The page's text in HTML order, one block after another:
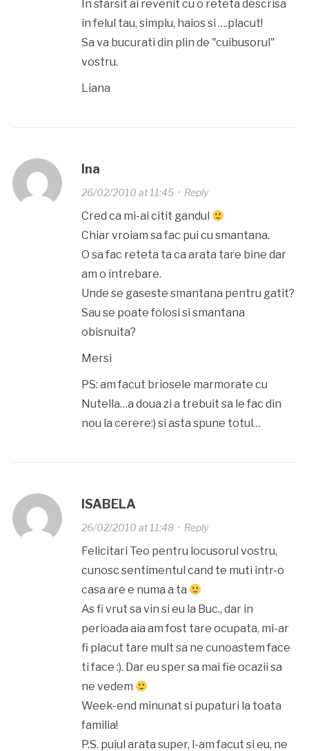
In sfarsit ai revenit cu o reteta descrisa
in felul tau, simplu, haios si ….placut!
Sa va bucurati din plin de "cuibusorul"
vostru.
Liana
Ina
26/02/2010 at 11:45· Reply
Cred ca mi-ai citit gandul
Chiar vroiam sa fac pui cu smantana.
O sa fac reteta ta ca arata tare bine dar
am o intrebare.
Unde se gaseste smantana pentru gatit?
Sau se poate folosi si smantana
obisnuita?
Mersi
PS: am facut briosele marmorate cu
Nutella…a doua zi a trebuit sa le fac din
nou la cerere:) si asta spune totul…
ISABELA
26/02/2010 at 11:48· Reply
Felicitari Teo pentru locusorul vostru,
cunosc sentimentul cand te muti intr-o
casa are e numa a ta
As fi vrut sa vin si eu la Buc., dar in
perioada aia am fost tare ocupata, mi-ar
fi placut tare mult sa ne cunoastem face
ti face :). Dar eu sper sa mai fie ocazii sa
ne vedem
Week-end minunat si pupaturi la toata
familia!
P.S. puiul arata super, l-am facut si eu, ne